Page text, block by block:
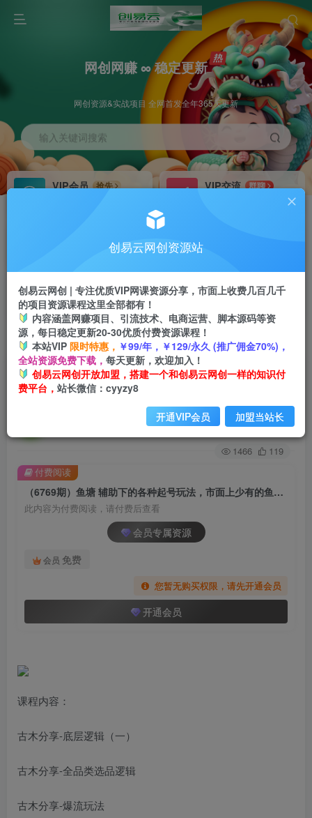
网创网赚 ∞ 稳定更新
网创资源&实战项目 全网首发全年365天更新
输入关键词搜索
VIP会员
抢先
VIP交流
群聊
研究探讨更多创业项目路子。
会员专属推广链接
挂机 项目
脚本卡密
APP下载
GO
首页 创业课程 会员专属 正文
（6769期）鱼塘 辅助下的各种起号玩法，市面上
少有的鱼塘课程 养鱼 起号 选品 爆流…
关注
1466 119
（6769期）鱼塘 辅助下的各种起号玩法，市面上少有的鱼塘课程 养鱼 起号 选品 爆流…
此内容为付费阅读，请付费后查看
会员专属资源
会员 免费
您暂无购买权限，请先开通会员
开通会员
付费阅读
课程内容：
古木分享-底层逻辑（一）
古木分享-全品类选品逻辑
古木分享-爆流玩法
创易云网创资源站
创易云网创 | 专注优质VIP网课资源分享，市面上收费几百几千
的项目资源课程这里全部都有！
内容涵盖网赚项目、引流技术、电商运营、脚本源码等资
源，每日稳定更新20-30优质付费资源课程！
本站VIP 限时特惠， ￥99/年，￥129/永久 (推广佣金70%)，
全站资源免费下载， 每天更新，欢迎加入！
创易云网创开放加盟，搭建一个和创易云网创一样的知识付
费平台， 站长微信：cyyzy8
开通VIP会员 加盟当站长